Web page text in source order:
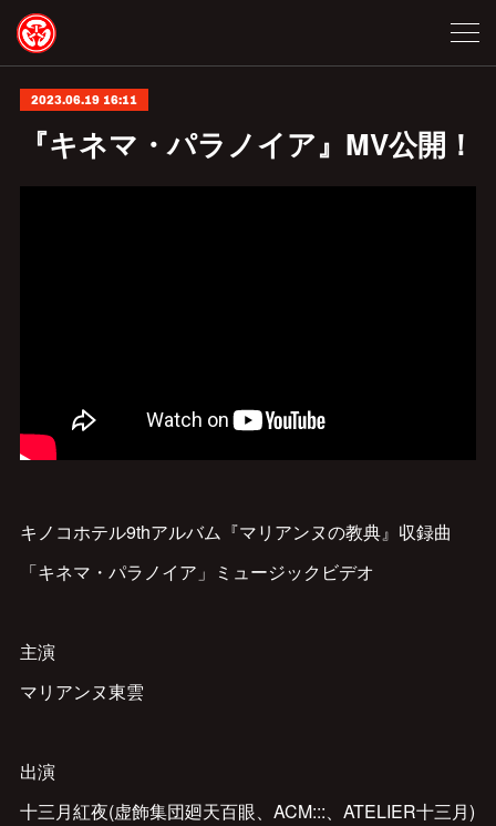
2023.06.19 16:11
『キネマ・パラノイア』MV公開！
キノコホテル9thアルバム『マリアンヌの教典』収録曲
「キネマ・パラノイア」ミュージックビデオ
主演
マリアンヌ東雲
出演
十三月紅夜(虚飾集団廻天百眼、ACM:::、ATELIER十三月)